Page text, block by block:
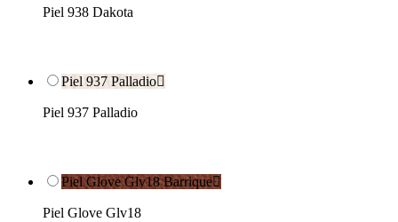
Piel 938 Dakota
Piel 937 Palladio
Piel 937 Palladio
Piel Glove Glv18 Barrique
Piel Glove Glv18